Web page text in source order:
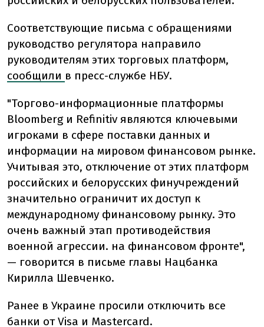
Соответствующие письма с обращениями
руководство регулятора направило
руководителям этих торговых платформ,
сообщили в пресс-службе НБУ.
"Торгово-информационные платформы
Bloomberg и Refinitiv являются ключевыми
игроками в сфере поставки данных и
информации на мировом финансовом рынке.
Учитывая это, отключение от этих платформ
российских и белорусских финучреждений
значительно ограничит их доступ к
международному финансовому рынку. Это
очень важный этап противодействия
военной агрессии. на финансовом фронте",
— говорится в письме главы Нацбанка
Кирилла Шевченко.
Ранее в Украине просили отключить все
банки от Visa и Mastercard.